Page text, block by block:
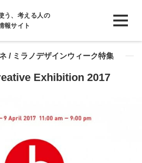
う、考える人の
報サイト
/ ミラノデザインウィーク特集
Exhibition 2017